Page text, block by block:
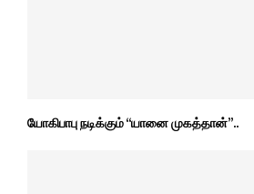
யோகிபாபு நடிக்கும் “யானை முகத்தான்”..